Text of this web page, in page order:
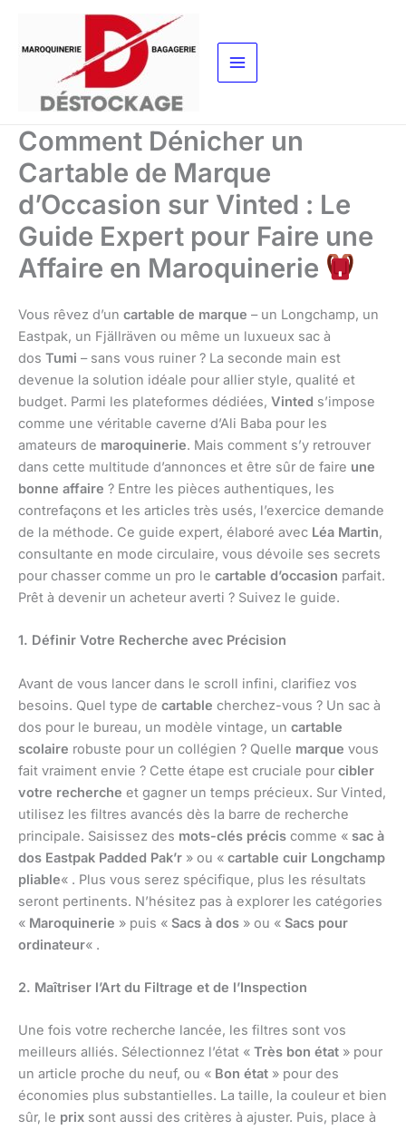
contenu
Comment Dénicher un
Cartable de Marque
d’Occasion sur Vinted : Le
Guide Expert pour Faire une
Affaire en Maroquinerie
Vous rêvez d’un cartable de marque – un Longchamp, un
Eastpak, un Fjällräven ou même un luxueux sac à
dos Tumi – sans vous ruiner ? La seconde main est
devenue la solution idéale pour allier style, qualité et
budget. Parmi les plateformes dédiées, Vinted s’impose
comme une véritable caverne d’Ali Baba pour les
amateurs de maroquinerie. Mais comment s’y retrouver
dans cette multitude d’annonces et être sûr de faire une
bonne affaire ? Entre les pièces authentiques, les
contrefaçons et les articles très usés, l’exercice demande
de la méthode. Ce guide expert, élaboré avec Léa Martin,
consultante en mode circulaire, vous dévoile ses secrets
pour chasser comme un pro le cartable d’occasion parfait.
Prêt à devenir un acheteur averti ? Suivez le guide.
1. Définir Votre Recherche avec Précision
Avant de vous lancer dans le scroll infini, clarifiez vos
besoins. Quel type de cartable cherchez-vous ? Un sac à
dos pour le bureau, un modèle vintage, un cartable
scolaire robuste pour un collégien ? Quelle marque vous
fait vraiment envie ? Cette étape est cruciale pour cibler
votre recherche et gagner un temps précieux. Sur Vinted,
utilisez les filtres avancés dès la barre de recherche
principale. Saisissez des mots-clés précis comme « sac à
dos Eastpak Padded Pak’r » ou « cartable cuir Longchamp
pliable« . Plus vous serez spécifique, plus les résultats
seront pertinents. N’hésitez pas à explorer les catégories
« Maroquinerie » puis « Sacs à dos » ou « Sacs pour
ordinateur« .
2. Maîtriser l’Art du Filtrage et de l’Inspection
Une fois votre recherche lancée, les filtres sont vos
meilleurs alliés. Sélectionnez l’état « Très bon état » pour
un article proche du neuf, ou « Bon état » pour des
économies plus substantielles. La taille, la couleur et bien
sûr, le prix sont aussi des critères à ajuster. Puis, place à